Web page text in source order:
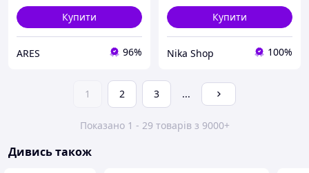
Купити
ARES 96%
Купити
Nika Shop 100%
1 2 3 ...
Показано 1 - 29 товарів з 9000+
Дивись також